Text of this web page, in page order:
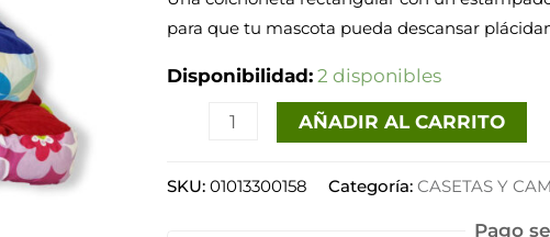
para que tu mascota pueda descansar
Disponibilidad: 2 disponibles
mix
flower
cantidad
AÑADIR AL CARRITO
SKU: 01013300158 Categoría: CASETAS Y
Pago